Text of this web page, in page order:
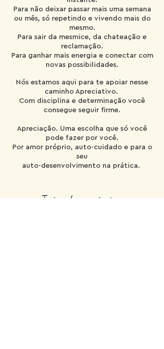
Para não deixar passar mais uma semana
ou mês, só repetindo e vivendo mais do
mesmo.
Para sair da mesmice, da chateação e
reclamação.
Para ganhar mais energia e conectar com
novas possibilidades.
Nós estamos aqui para te apoiar nesse
caminho Apreciativo.
Com disciplina e determinação você
consegue seguir firme.
Apreciação. Uma escolha que só você
pode fazer por você.
Por amor próprio, auto-cuidado e para o
seu
auto-desenvolvimento na prática.
Treino de apreciação e